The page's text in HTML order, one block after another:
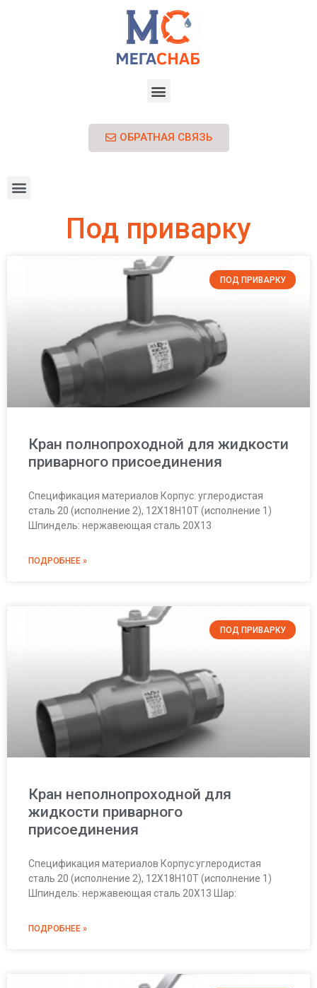
ОБРАТНАЯ СВЯЗЬ
Под приварку
ПОД ПРИВАРКУ
Кран полнопроходной для жидкости
приварного присоединения
Спецификация материалов Корпус: углеродистая
сталь 20 (исполнение 2), 12Х18Н10Т (исполнение 1)
Шпиндель: нержавеющая сталь 20Х13
ПОДРОБНЕЕ »
ПОД ПРИВАРКУ
Кран неполнопроходной для
жидкости приварного
присоединения
Спецификация материалов Корпус:углеродистая
сталь 20 (исполнение 2), 12Х18Н10Т (исполнение 1)
Шпиндель: нержавеющая сталь 20Х13 Шар:
ПОДРОБНЕЕ »